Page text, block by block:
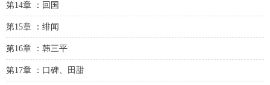
第14章 ：回国
第15章 ：绯闻
第16章 ：韩三平
第17章 ：口碑、田甜